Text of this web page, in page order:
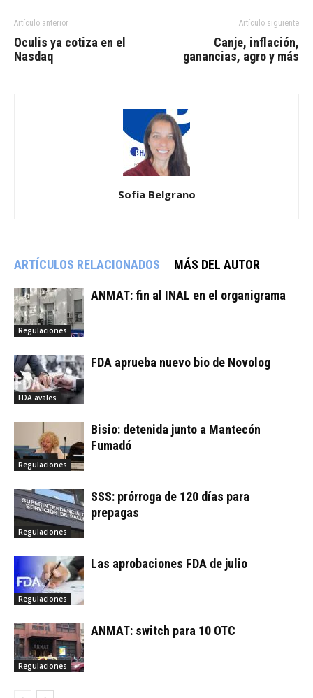
Artículo anterior
Oculis ya cotiza en el
Nasdaq
Artículo siguiente
Canje, inflación,
ganancias, agro y más
Sofía Belgrano
ARTÍCULOS RELACIONADOS MÁS DEL AUTOR
Regulaciones
ANMAT: fin al INAL en el organigrama
FDA avales
FDA aprueba nuevo bio de Novolog
Regulaciones
Bisio: detenida junto a Mantecón
Fumadó
Regulaciones
SSS: prórroga de 120 días para
prepagas
Regulaciones
Las aprobaciones FDA de julio
Regulaciones
ANMAT: switch para 10 OTC